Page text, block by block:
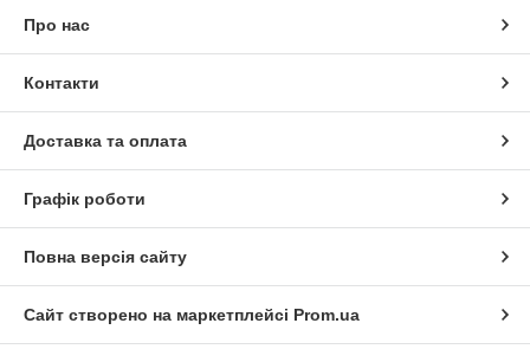
Про нас
Контакти
Доставка та оплата
Графік роботи
Повна версія сайту
Сайт створено на маркетплейсі Prom.ua